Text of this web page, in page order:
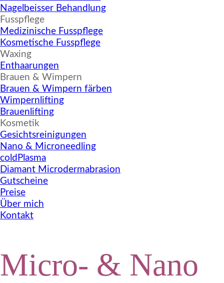
Nagelbeisser Behandlung
Fusspflege
Medizinische Fusspflege
Kosmetische Fusspflege
Waxing
Enthaarungen
Brauen & Wimpern
Brauen & Wimpern färben
Wimpernlifting
Brauenlifting
Kosmetik
Gesichtsreinigungen
Nano & Microneedling
coldPlasma
Diamant Microdermabrasion
Gutscheine
Preise
Über mich
Kontakt
Micro- & Nano